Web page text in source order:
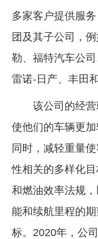
多家客户提供服
团及其子公司，
勒、福特汽车公司
雷诺-日产、丰田
该公司的经
使他们的车辆更加
同时，减轻重量
性相关的多样化
和燃油效率法规
能和续航里程的
标。2020年，公